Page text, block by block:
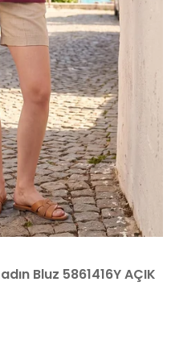
Bluz 5861416Y AÇIK